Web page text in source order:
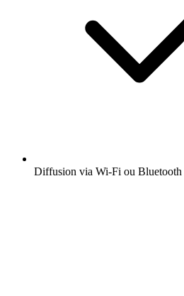
Diffusion via Wi-Fi ou Bluetooth